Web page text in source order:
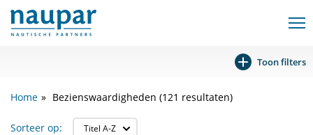
Toon filters
Home Bezienswaardigheden (121 resultaten)
Sorteer op: